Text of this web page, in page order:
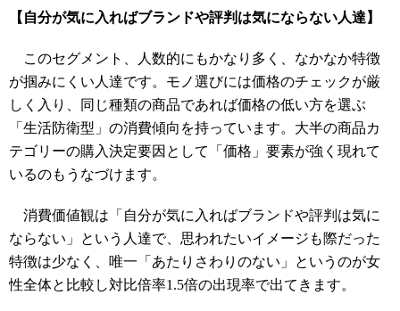
【自分が気に入ればブランドや評判は気にならない人達】
このセグメント、人数的にもかなり多く、なかなか特徴
が掴みにくい人達です。モノ選びには価格のチェックが厳
しく入り、同じ種類の商品であれば価格の低い方を選ぶ
「生活防衛型」の消費傾向を持っています。大半の商品カ
テゴリーの購入決定要因として「価格」要素が強く現れて
いるのもうなづけます。
消費価値観は「自分が気に入ればブランドや評判は気に
ならない」という人達で、思われたいイメージも際だった
特徴は少なく、唯一「あたりさわりのない」というのが女
性全体と比較し対比倍率1.5倍の出現率で出てきます。